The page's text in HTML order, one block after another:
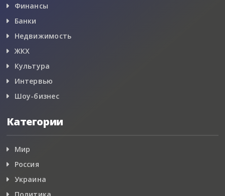
Финансы
Банки
Недвижимость
ЖКХ
Культура
Интервью
Шоу-бизнес
Категории
Мир
Россия
Украина
Политика